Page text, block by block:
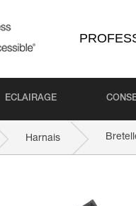
ECLAIRAGE
Harnais